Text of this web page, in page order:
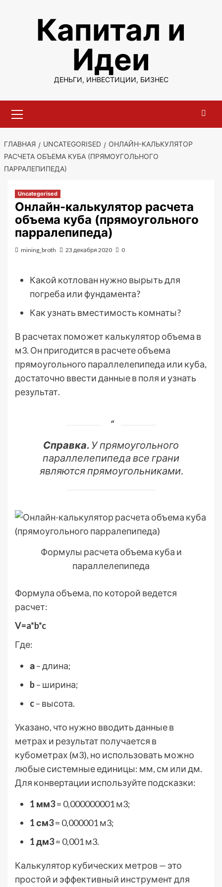
содержимомуКапитал и
Идеи
ДЕНЬГИ, ИНВЕСТИЦИИ, БИЗНЕС
меню
ГЛАВНАЯ UNCATEGORISED
ОНЛАЙН-КАЛЬКУЛЯТОР
РАСЧЕТА ОБЪЕМА КУБА (ПРЯМОУГОЛЬНОГО
ПАРРАЛЕПИПЕДА)
Uncategorised
Онлайн-калькулятор расчета
объема куба (прямоугольного
парралепипеда)
mining_broth 23 декабря 2020 0
Какой котлован нужно вырыть для
погреба или фундамента?
Как узнать вместимость комнаты?
В расчетах поможет калькулятор объема в
м3. Он пригодится в расчете объема
прямоугольного параллелепипеда или куба,
достаточно ввести данные в поля и узнать
результат.
Справка. У прямоугольного
параллелепипеда все грани
являются прямоугольниками.
Формулы расчета объема куба и
параллелепипеда
Формула объема, по которой ведется
расчет:
V=a*b*c
Где:
а– длина;
b– ширина;
c– высота.
Указано, что нужно вводить данные в
метрах и результат получается в
кубометрах (м3), но использовать можно
любые системные единицы: мм, см или дм.
Для конвертации используйте подсказки:
1 мм3= 0,000000001 м3;
1 см3= 0,000001 м3;
1 дм3= 0,001 м3.
Калькулятор кубических метров — это
простой и эффективный инструмент для